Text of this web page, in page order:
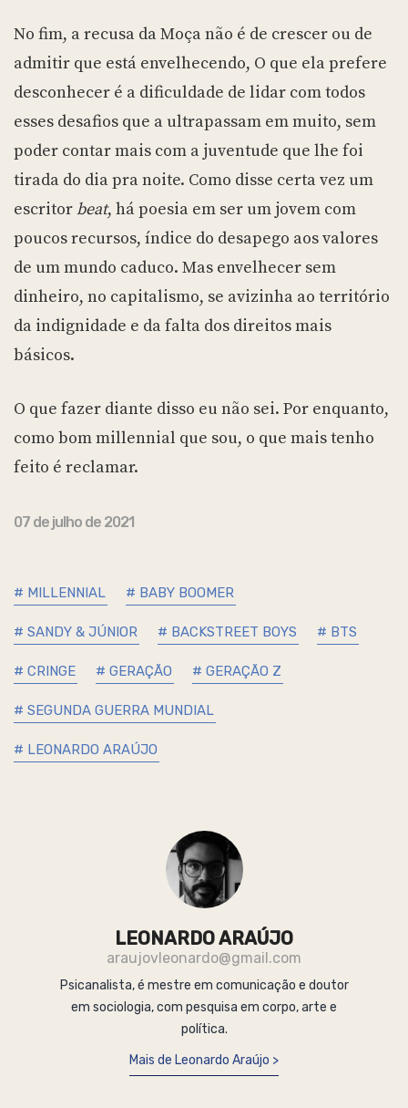
No fim, a recusa da Moça não é de crescer ou de
admitir que está envelhecendo, O que ela prefere
desconhecer é a dificuldade de lidar com todos
esses desafios que a ultrapassam em muito, sem
poder contar mais com a juventude que lhe foi
tirada do dia pra noite. Como disse certa vez um
escritorbeat, há poesia em ser um jovem com
poucos recursos, índice do desapego aos valores
de um mundo caduco. Mas envelhecer sem
dinheiro, no capitalismo, se avizinha ao território
da indignidade e da falta dos direitos mais
básicos.
O que fazer diante disso eu não sei. Por enquanto,
como bom millennial que sou, o que mais tenho
feito é reclamar.
07 de julho de 2021
# MILLENNIAL # BABY BOOMER
# SANDY & JÚNIOR # BACKSTREET BOYS # BTS
# CRINGE # GERAÇÃO # GERAÇÃO Z
# SEGUNDA GUERRA MUNDIAL
# LEONARDO ARAÚJO
LEONARDO ARAÚJO
araujovleonardo@gmail.com
Psicanalista, é mestre em comunicação e doutor
em sociologia, com pesquisa em corpo, arte e
política.
Mais de Leonardo Araújo